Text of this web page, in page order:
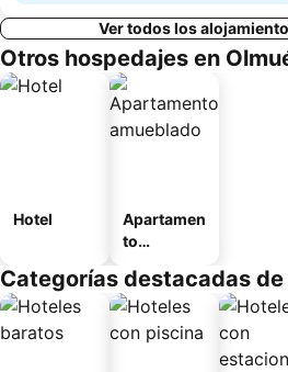
Ver todos los
Otros hospedajes en
Hotel
Apartamen
to
o
Categorías destacadas